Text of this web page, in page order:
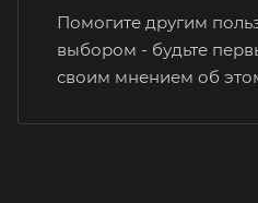
Помогите другим
выбором - будьте
своим мнением об